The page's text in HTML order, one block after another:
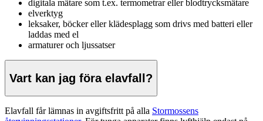
digitala mätare som t.ex. termometrar eller blodtrycksmätare
elverktyg
leksaker, böcker eller klädesplagg som drivs med batteri eller
laddas med el
armaturer och ljussatser
Vart kan jag föra elavfall?
Elavfall får lämnas in avgiftsfritt på alla Stormossens